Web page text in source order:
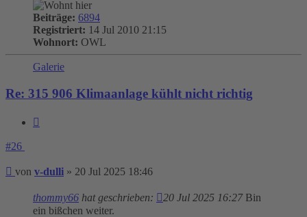
Beiträge: 6894
Registriert: 14 Jul 2010 21:15
Wohnort: OWL
Galerie
Re: 315 906 Klimaanlage kühlt nicht richtig
#26
Beitrag
von v-dulli » 20 Jul 2025 18:46
thommy66 hat geschrieben: 20 Jul 2025 16:27Bin
ein bißchen weiter.